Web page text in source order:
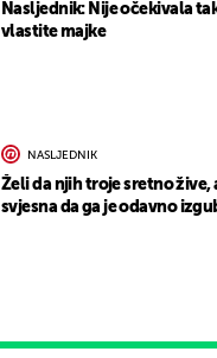
Nasljednik: Nije očekivala
vlastite majke
NASLJEDNIK
Želi da njih troje sretno žive,
svjesna da ga je odavno